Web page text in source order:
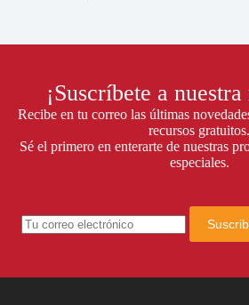
¡Suscríbete a
Recibe en tu correo las últimas
recursos gratuitos.
Sé el primero en enterarte de nuestras
especiales.